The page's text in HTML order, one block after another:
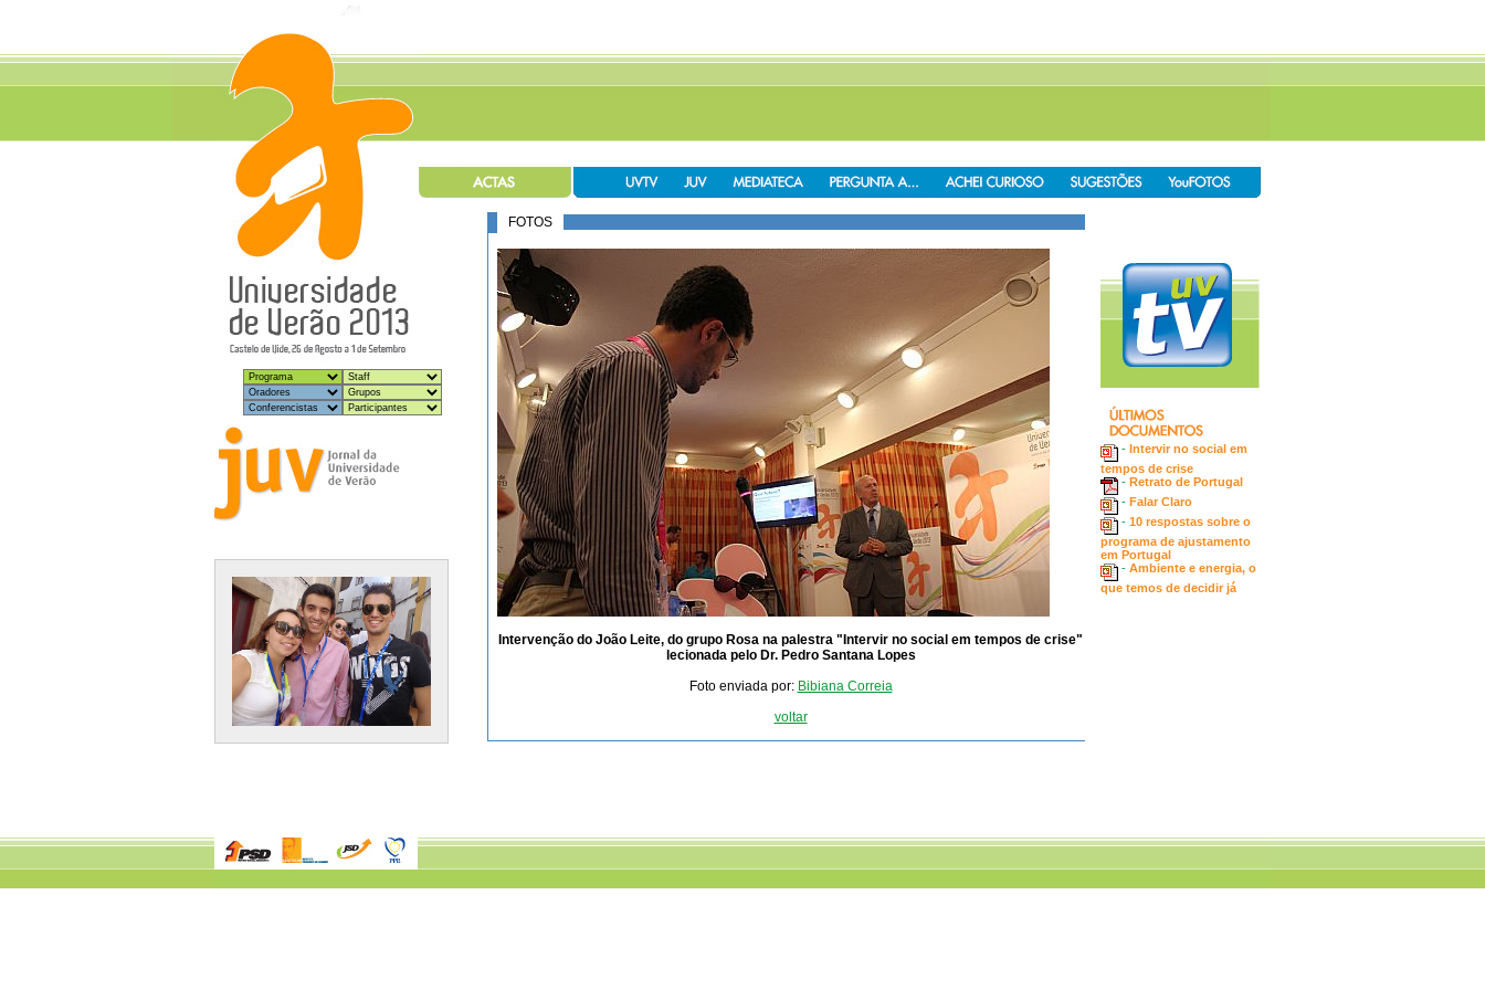
FOTOS
Intervenção do João Leite, do grupo Rosa na palestra "Intervir no social em tempos de crise"
lecionada pelo Dr. Pedro Santana Lopes
Foto enviada por: Bibiana Correia
voltar
- Intervir no social em
tempos de crise
- Retrato de Portugal
- Falar Claro
- 10 respostas sobre o
programa de ajustamento
em Portugal
- Ambiente e energia, o
que temos de decidir já